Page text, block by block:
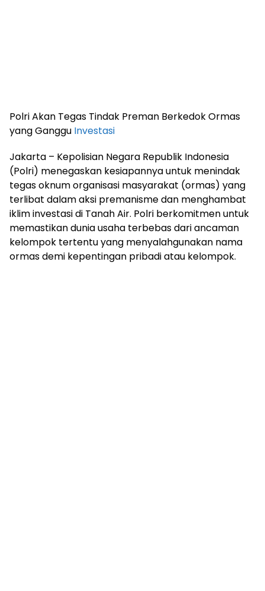
Polri Akan Tegas Tindak Preman Berkedok Ormas
yang Ganggu Investasi
Jakarta – Kepolisian Negara Republik Indonesia
(Polri) menegaskan kesiapannya untuk menindak
tegas oknum organisasi masyarakat (ormas) yang
terlibat dalam aksi premanisme dan menghambat
iklim investasi di Tanah Air. Polri berkomitmen untuk
memastikan dunia usaha terbebas dari ancaman
kelompok tertentu yang menyalahgunakan nama
ormas demi kepentingan pribadi atau kelompok.